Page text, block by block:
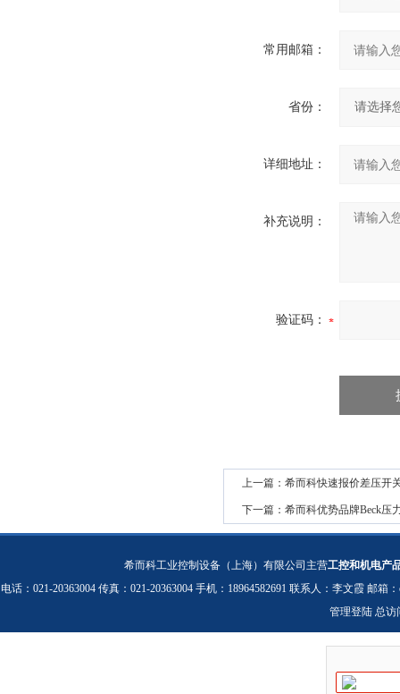
常用邮箱：
省份：
详细地址：
补充说明：
验证码：
上一篇： 希而科快速报价差压开
下一篇： 希而科优势品牌Beck压
希而科工业控制设备（上海）有限公司主营工控和机电产
电话：021-20363004 传真：021-20363004 手机：18964582691 联系人：李文霞 邮箱：
管理登陆 总访